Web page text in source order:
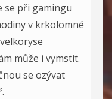
se při gamingu
v krkolomné
může i vymstít.
se ozývat